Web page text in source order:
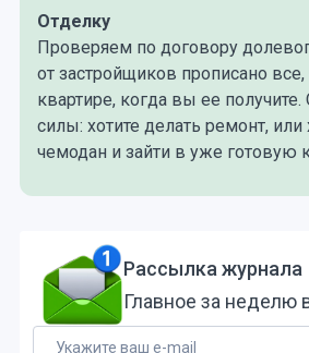
Отделку
Проверяем по договору
от застройщиков прописано все,
квартире, когда вы ее
силы: хотите делать ремонт, или
чемодан и зайти в уже готовую
Рассылка журнала
Главное за неделю